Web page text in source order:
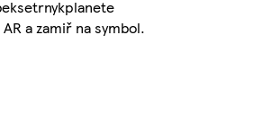
a zamiř na symbol.